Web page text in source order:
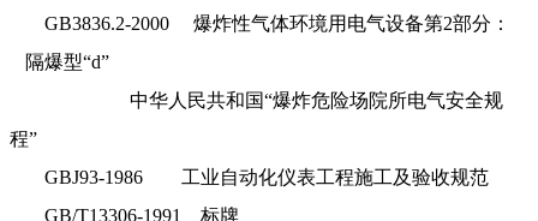
GB3836.2-2000 爆炸性气体环境用电气设备第2部分：
隔爆型“d”
中华人民共和国“爆炸危险场院所电气安全规
程”
GBJ93-1986 工业自动化仪表工程施工及验收规范
GB/T13306-1991 标牌